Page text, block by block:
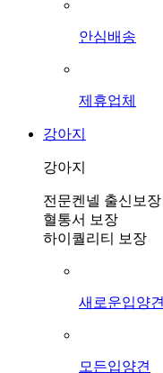
안심배송
제휴업체
강아지
강아지
전문켄넬 출신보장
혈통서 보장
하이퀄리티 보장
새로운입양견
모든입양견